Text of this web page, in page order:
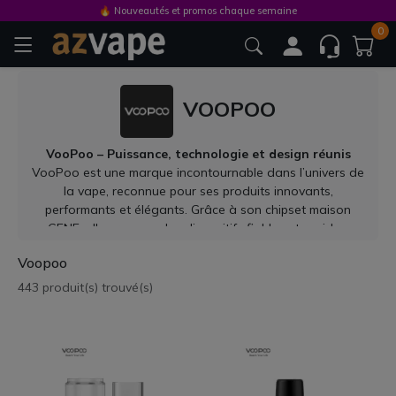
0
VOOPOO
VooPoo – Puissance, technologie et design réunis
VooPoo est une marque incontournable dans l’univers de
la vape, reconnue pour ses produits innovants,
performants et élégants. Grâce à son chipset maison
GENE, elle propose des dispositifs fiables et rapides,
Produits emblématiques
Série VINCI : pods compacts, intuitifs et stylés, parfaits
pour une vape nomade au quotidien.
Voopoo
443 produit(s) trouvé(s)
🔥 Nouveautés et promos chaque semaine